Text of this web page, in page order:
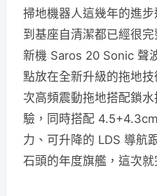
掃地機器人這幾年的進
到基座自清潔都已經很
新機 Saros 20 Sonic 聲
點放在全新升級的拖地
次高頻震動拖地搭配鎖
驗，同時搭配
力、可升降的 LDS 導航
石頭的年度旗艦，這次就